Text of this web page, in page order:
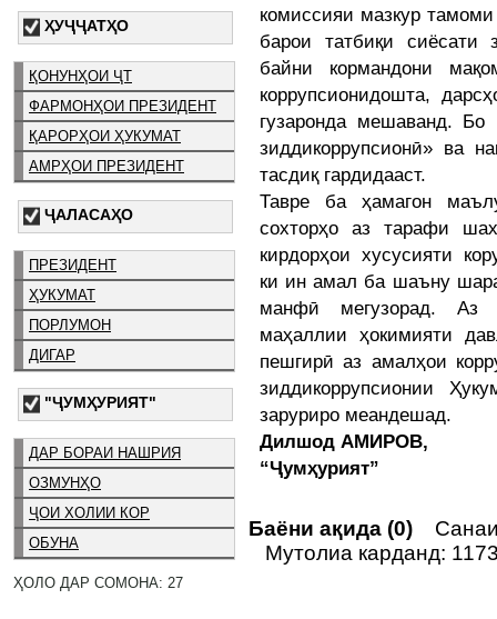
ҲУҶҶАТҲО
ҚОНУНҲОИ ҶТ
ФАРМОНҲОИ ПРЕЗИДЕНТ
ҚАРОРҲОИ ҲУКУМАТ
АМРҲОИ ПРЕЗИДЕНТ
ҶАЛАСАҲО
ПРЕЗИДЕНТ
ҲУКУМАТ
ПОРЛУМОН
ДИГАР
"ҶУМҲУРИЯТ"
ДАР БОРАИ НАШРИЯ
ОЗМУНҲО
ҶОИ ХОЛИИ КОР
ОБУНА
ҲОЛО ДАР СОМОНА: 27
комиссияи мазкур
барои татбиқи сиёсати
байни кормандони
коррупсионидошта,
гузаронда мешаванд.
зиддикоррупсионӣ» ва
тасдиқ гардидааст.
Тавре ба ҳамагон
сохторҳо аз тарафи
кирдорҳои хусусияти
ки ин амал ба шаъну
манфӣ мегузорад. Аз
маҳаллии ҳокимияти
пешгирӣ аз амалҳои
зиддикоррупсионии
заруриро меандешад.
Дилшод АМИРОВ,
“Ҷумҳурият”
Баёни ақида (0)
Мутолиа карданд: